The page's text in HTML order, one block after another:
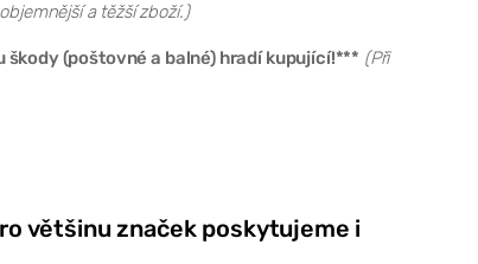
a těžší zboží.)
(poštovné a balné) hradí kupující!*** (Při
většinu značek poskytujeme i